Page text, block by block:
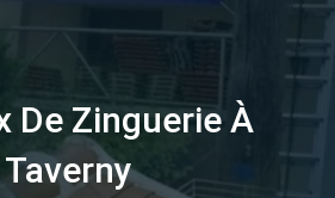
De Zinguerie À
Taverny